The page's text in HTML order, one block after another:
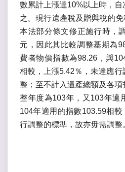
數累計上漲達10%以上時，
之。現行遺產稅及贈與稅的
本法部分條文修正施行時，
元，因此其比較調整基期為
費者物價指數為98.26，與
相較，上漲5.42％，未達應行
整；至不計入遺產總額及各
整年度為103年，又103年適
104年適用的指數103.59相
行調整的標準，故亦毋需調整